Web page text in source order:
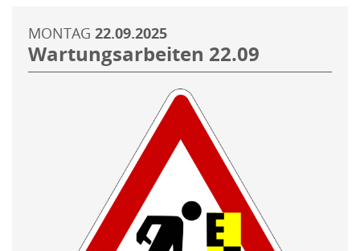
MONTAG 22.09.2025
Wartungsarbeiten 22.09